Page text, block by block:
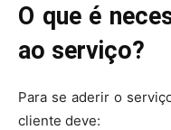
O que é
ao serviço?
Para se aderir o
cliente deve: